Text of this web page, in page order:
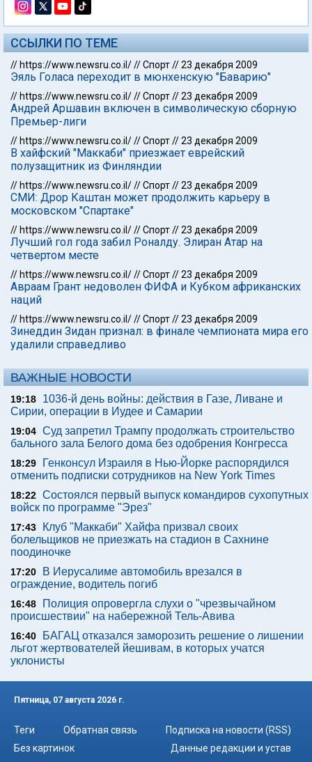
ССЫЛКИ ПО ТЕМЕ
// https://www.newsru.co.il///Спорт//23 декабря 2009
Эяль Голаса переходит в мюнхенскую "Баварию"
// https://www.newsru.co.il///Спорт//23 декабря 2009
Андрей Аршавин включен в символическую сборную
Премьер-лиги
// https://www.newsru.co.il///Спорт//23 декабря 2009
В хайфский "Маккаби" приезжает еврейский
полузащитник из Финляндии
// https://www.newsru.co.il///Спорт//23 декабря 2009
СМИ: Дрор Каштан может продолжить карьеру в
московском "Спартаке"
// https://www.newsru.co.il///Спорт//23 декабря 2009
Лучший гол года забил Роналду. Элиран Атар на
четвертом месте
// https://www.newsru.co.il///Спорт//23 декабря 2009
Авраам Грант недоволен ФИФА и Кубком африканских
наций
// https://www.newsru.co.il///Спорт//23 декабря 2009
Зинеддин Зидан признал: в финале чемпионата мира его
удалили справедливо
ВАЖНЫЕ НОВОСТИ
19:18
1036-й день войны: действия в Газе, Ливане и
Сирии, операции в Иудее и Самарии
19:04 Суд запретил Трампу продолжать строительство
бального зала Белого дома без одобрения Конгресса
18:29
Генконсул Израиля в Нью-Йорке распорядился
отменить подписки сотрудников на New York Times
18:22 Состоялся первый выпуск командиров сухопутных
войск по программе "Эрез"
17:43
Клуб "Маккаби" Хайфа призвал своих
болельщиков не приезжать на стадион в Сахнине
поодиночке
17:20
В Иерусалиме автомобиль врезался в
ограждение, водитель погиб
16:48
Полиция опровергла слухи о "чрезвычайном
происшествии" на набережной Тель-Авива
16:40
БАГАЦ отказался заморозить решение о лишении
льгот жертвователей йешивам, в которых учатся
уклонисты
Пятница, 07 августа 2026 г.
Теги Обратная связь
Подписка на новости (RSS)
Без картинок
Данные редакции и устав